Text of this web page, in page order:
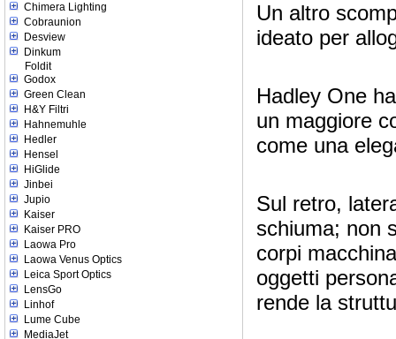
Chimera Lighting
Cobraunion
Desview
Dinkum
Foldit
Godox
Green Clean
H&Y Filtri
Hahnemuhle
Hedler
Hensel
HiGlide
Jinbei
Jupio
Kaiser
Kaiser PRO
Laowa Pro
Laowa Venus Optics
Leica Sport Optics
LensGo
Linhof
Lume Cube
MediaJet
Un altro
ideato per
Hadley One
un maggiore
come una
Sul retro,
schiuma; non
corpi
oggetti
rende la